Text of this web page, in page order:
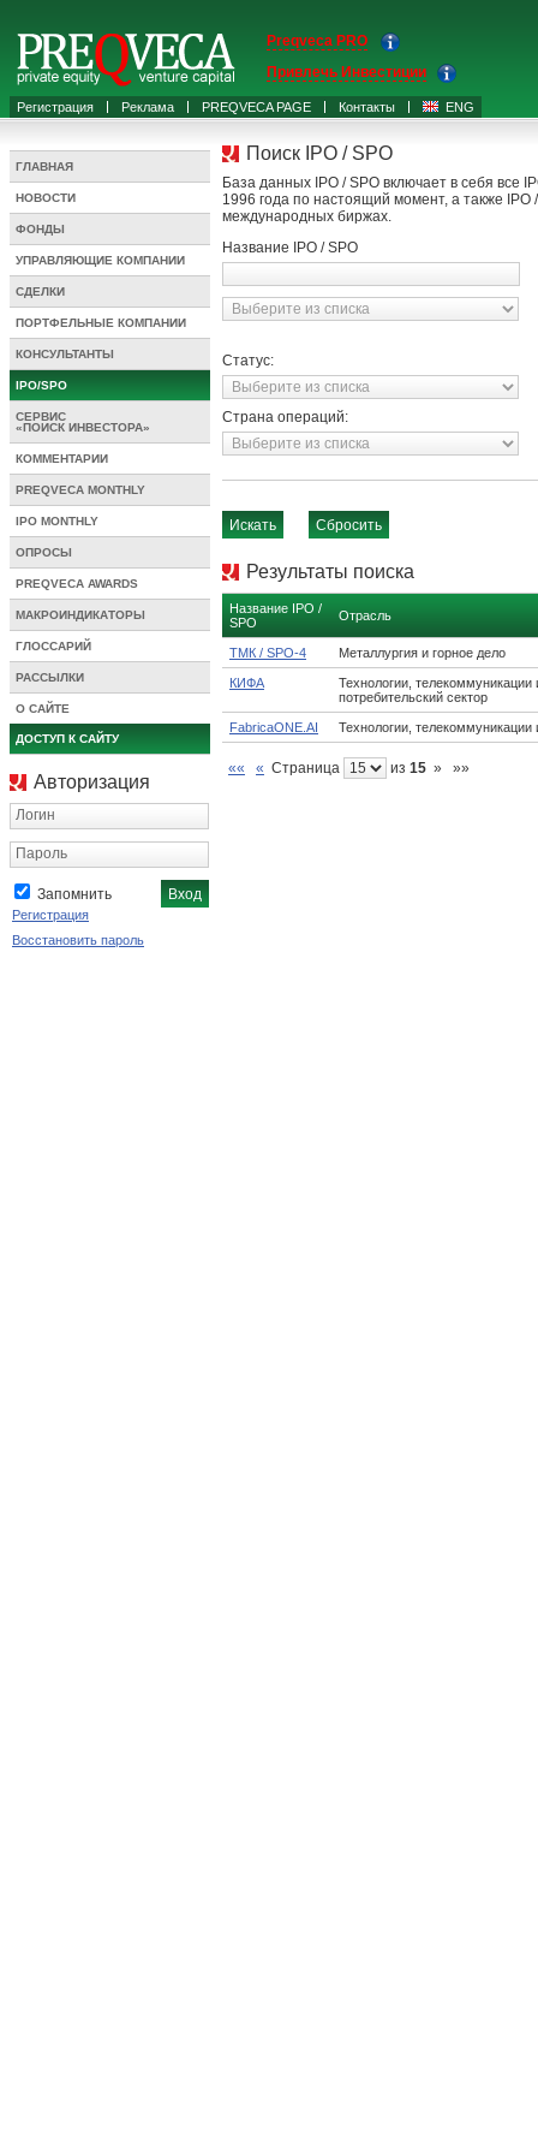
Регистрация Реклама PREQVECA PAGE Контакты ENG
Preqveca PRO
Привлечь Инвестиции
ГЛАВНАЯ
НОВОСТИ
ФОНДЫ
УПРАВЛЯЮЩИЕ КОМПАНИИ
СДЕЛКИ
ПОРТФЕЛЬНЫЕ КОМПАНИИ
КОНСУЛЬТАНТЫ
IPO/SPO
СЕРВИС
«ПОИСК ИНВЕСТОРА»
КОММЕНТАРИИ
PREQVECA MONTHLY
IPO MONTHLY
ОПРОСЫ
PREQVECA AWARDS
МАКРОИНДИКАТОРЫ
ГЛОССАРИЙ
РАССЫЛКИ
О САЙТЕ
ДОСТУП К САЙТУ
Авторизация
Логин
Пароль
Запомнить
Регистрация
Восстановить пароль
Поиск IPO / SPO
База данных IPO / SPO включает в себя все
1996 года по настоящий момент, а также
международных биржах.
Название IPO / SPO
Статус:
Страна операций:
Результаты поиска
Название IPO /
SPO
Отрасль
ТМК / SPO-4 Металлургия и горное дело
КИФА
Технологии, телекоммуникации
потребительский сектор
FabricaONE.АI Технологии, телекоммуникации
«« « Страница из 15 » »»